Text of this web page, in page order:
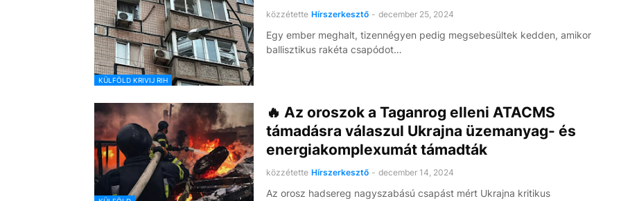
KÜLFÖLD KRIVIJ RIH
közzétette Hírszerkesztő - december 25, 2024
Egy ember meghalt, tizennégyen pedig megsebesültek kedden, amikor
ballisztikus rakéta csapódot…
🔥 Az oroszok a Taganrog elleni ATACMS
támadásra válaszul Ukrajna üzemanyag- és
energiakomplexumát támadták
közzétette Hírszerkesztő - december 14, 2024
Az orosz hadsereg nagyszabású csapást mért Ukrajna kritikus